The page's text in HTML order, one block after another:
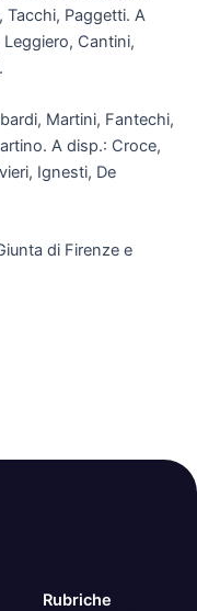
Tacchi, Paggetti. A
Cantini,
Martini, Fantechi,
A disp.: Croce,
Ignesti, De
di Firenze e
Rubriche